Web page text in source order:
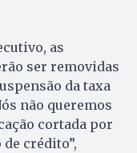
as
ser removidas
da taxa
não queremos
cortada por
crédito”,